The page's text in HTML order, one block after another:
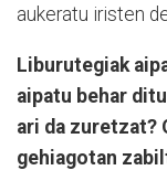
aukeratu iristen
Liburutegiak
aipatu behar
ari da zuretzat?
gehiagotan